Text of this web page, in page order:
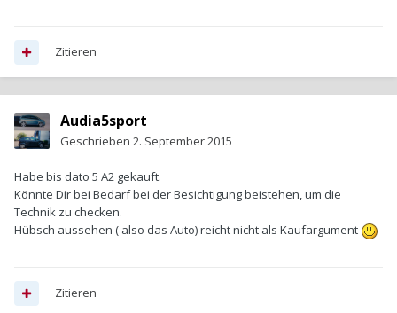
Zitieren
Audia5sport
Geschrieben 2. September 2015
Habe bis dato 5 A2 gekauft.
Könnte Dir bei Bedarf bei der Besichtigung beistehen, um die
Technik zu checken.
Hübsch aussehen ( also das Auto) reicht nicht als Kaufargument
Zitieren